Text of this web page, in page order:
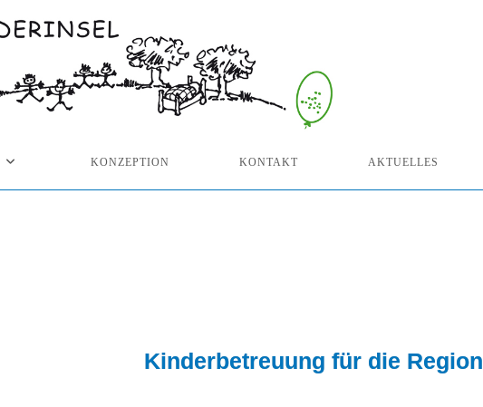
KONZEPTION KONTAKT AKTUELLES
Kinderbetreuung für die Region